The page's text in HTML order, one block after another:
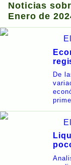
Noticias
Enero de
De